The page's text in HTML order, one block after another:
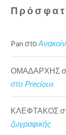
Pan στο
ΟΜΑΔΑΡΧΗΣ
στο Precious
ΚΛΕΦΤΑΚΟΣ
ζωγραφικής